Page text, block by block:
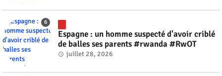
Espagne : un homme suspecté d'avoir criblé
de balles ses parents #rwanda #RwOT
juillet 28, 2026